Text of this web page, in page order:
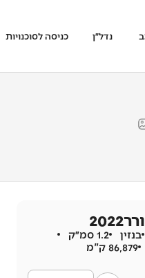
נדל״ן כניסה לסוכנויות
2022
1.2 סמ״ק
ק"מ